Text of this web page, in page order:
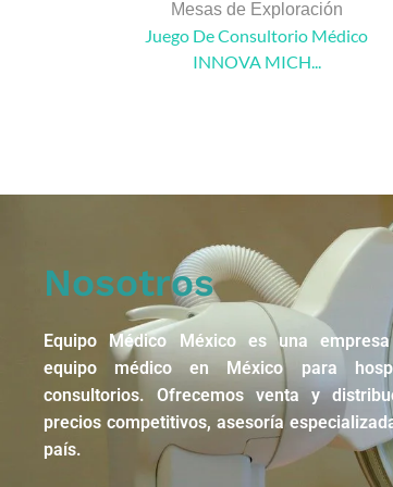
Mesas de Exploración
Juego De Consultorio Médico
INNOVA MICH...
Nosotros
Equipo Médico México es una
equipo médico en México para
consultorios. Ofrecemos venta y
precios competitivos, asesoría
país.